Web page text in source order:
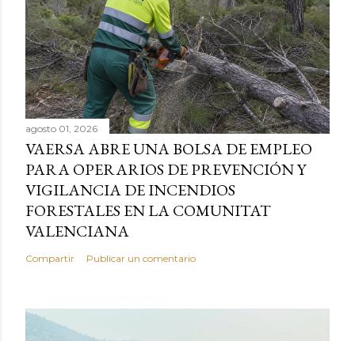
agosto 01, 2026
VAERSA ABRE UNA BOLSA DE EMPLEO
PARA OPERARIOS DE PREVENCIÓN Y
VIGILANCIA DE INCENDIOS
FORESTALES EN LA COMUNITAT
VALENCIANA
Compartir Publicar un comentario